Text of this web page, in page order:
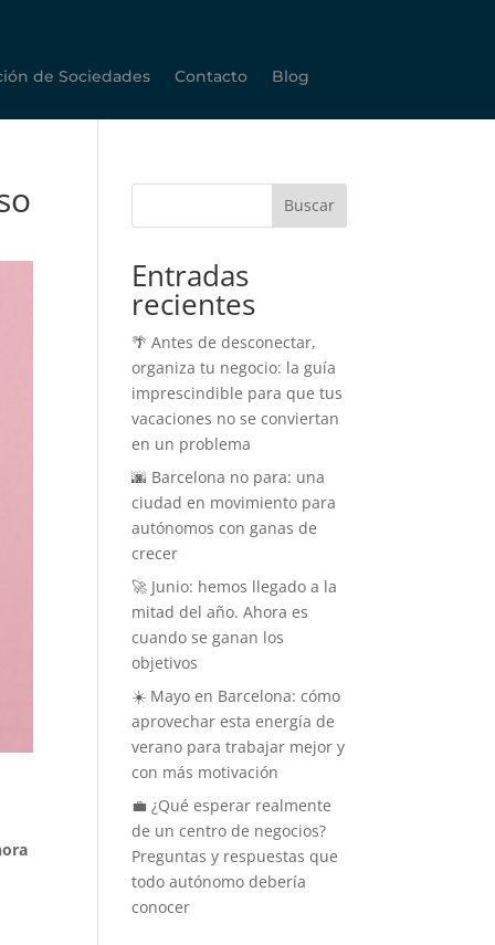
de Sociedades Contacto Blog
Buscar
Entradas
recientes
🌴 Antes de desconectar,
organiza tu negocio: la guía
imprescindible para que tus
vacaciones no se conviertan
en un problema
🌆 Barcelona no para: una
ciudad en movimiento para
autónomos con ganas de
crecer
🚀 Junio: hemos llegado a la
mitad del año. Ahora es
cuando se ganan los
objetivos
☀️ Mayo en Barcelona: cómo
aprovechar esta energía de
verano para trabajar mejor y
con más motivación
💼 ¿Qué esperar realmente
de un centro de negocios?
Preguntas y respuestas que
todo autónomo debería
conocer